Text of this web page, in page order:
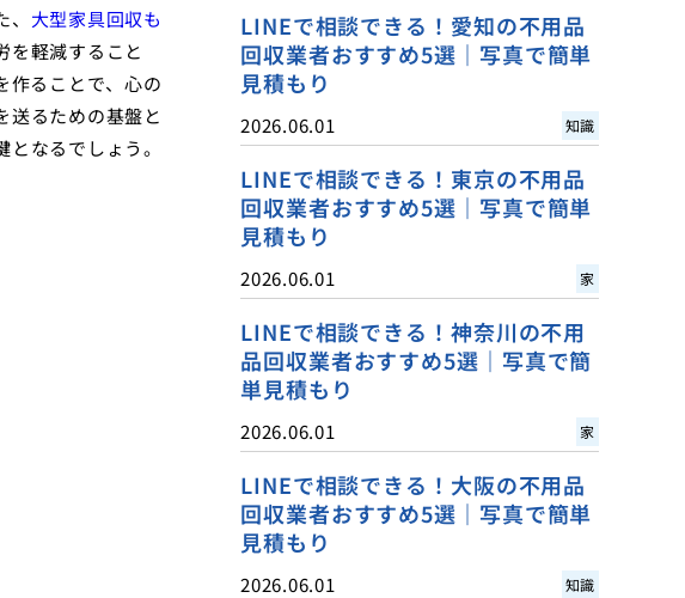
大型家具回収も
を軽減すること
作ることで、心の
送るための基盤と
なるでしょう。
LINEで相談できる！愛知の不用品
回収業者おすすめ5選｜写真で簡単
見積もり
2026.06.01 知識
LINEで相談できる！東京の不用品
回収業者おすすめ5選｜写真で簡単
見積もり
2026.06.01 家
LINEで相談できる！神奈川の不用
品回収業者おすすめ5選｜写真で簡
単見積もり
2026.06.01 家
LINEで相談できる！大阪の不用品
回収業者おすすめ5選｜写真で簡単
見積もり
2026.06.01 知識